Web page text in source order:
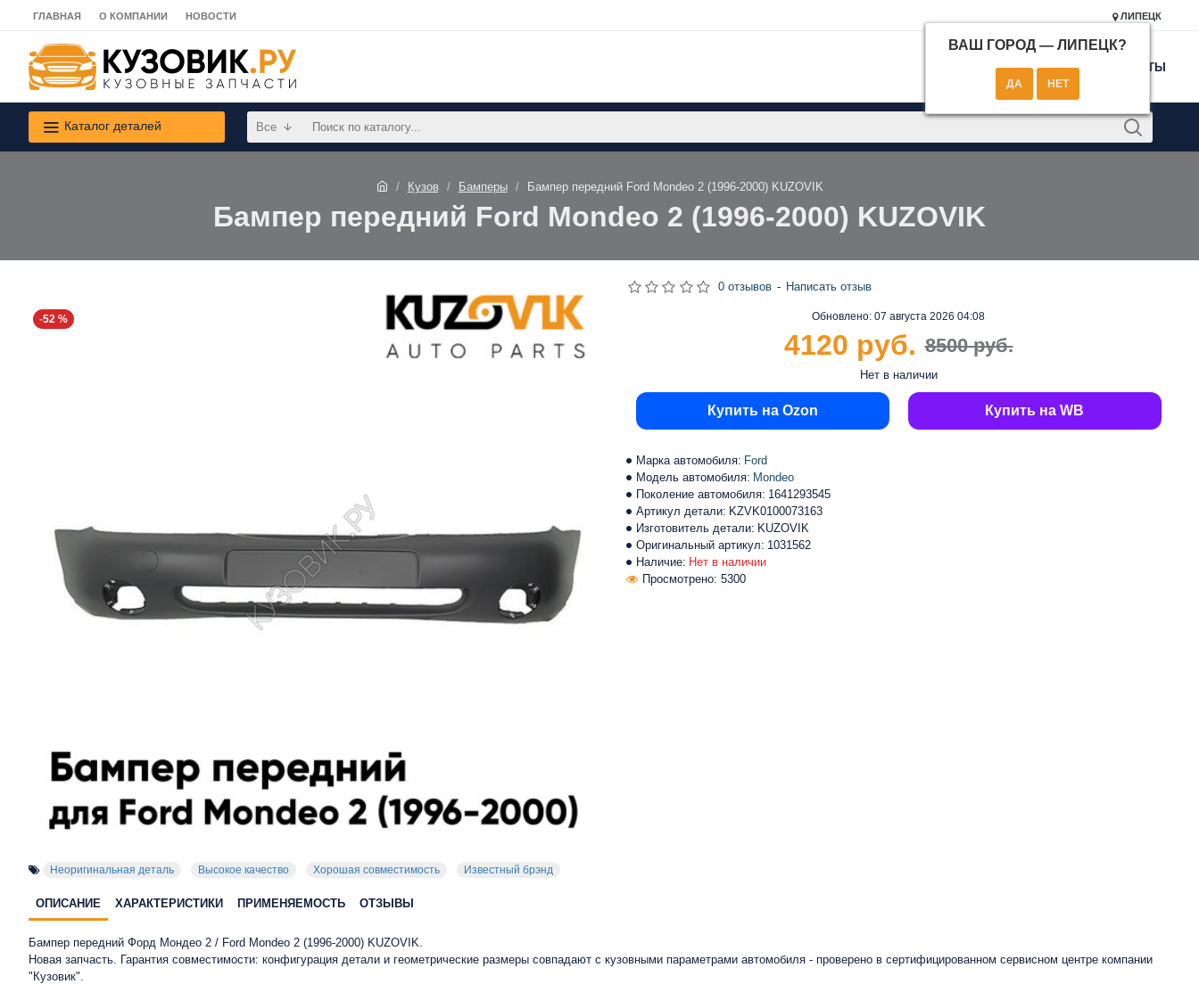
ГЛАВНАЯ О КОМПАНИИ НОВОСТИ ЛИПЕЦК
ВАШ ГОРОД — ЛИПЕЦК?
КОНТАКТЫ
Каталог деталей Все
Кузов Бамперы Бампер передний Ford Mondeo 2 (1996-2000) KUZOVIK
Бампер передний Ford Mondeo 2 (1996-2000) KUZOVIK
-52 %
Неоригинальная деталь Высокое качество Хорошая совместимость Известный брэнд
Наличие: Нет в наличии
Марка автомобиля: Ford
Модель автомобиля: Mondeo
Поколение автомобиля: 1641293545
Артикул детали: KZVK0100073163
Изготовитель детали: KUZOVIK
Оригинальный артикул: 1031562
Просмотрено: 5300
Обновлено: 07 августа 2026 04:08
Нет в наличии
0 отзывов - Написать отзыв
8500 руб.
4120 руб.
Купить на Ozon Купить на WB
ОПИСАНИЕ ХАРАКТЕРИСТИКИ ПРИМЕНЯЕМОСТЬ ОТЗЫВЫ
Бампер передний Форд Мондео 2 / Ford Mondeo 2 (1996-2000) KUZOVIK.
Новая запчасть. Гарантия совместимости: конфигурация детали и геометрические размеры совпадают с кузовными параметрами автомобиля - проверено в сертифицированном сервисном центре компании
"Кузовик".